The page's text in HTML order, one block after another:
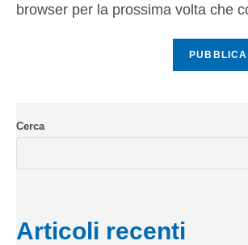
browser per la prossima volta che
Cerca
Articoli recenti